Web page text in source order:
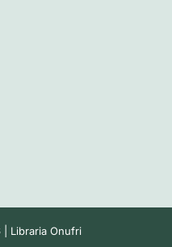
Libraria Onufri